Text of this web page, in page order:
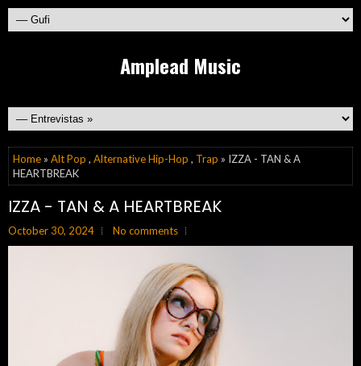
Amplead Music
Home » Alt Pop , Alternative Hip-Hop , Trap » IZZA - TAN & A
HEARTBREAK
IZZA - TAN & A HEARTBREAK
October 30, 2024 No comments